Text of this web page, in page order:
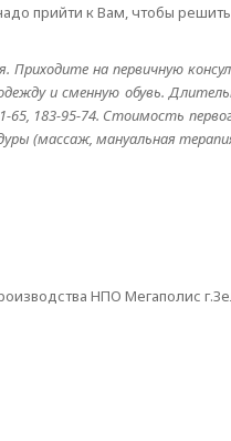
прийти к Вам, чтобы
Приходите на первичную
и сменную обувь.
65, 183-95-74. Стоимость
(массаж, мануальная
НПО Мегаполис